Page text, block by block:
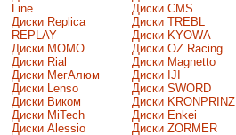
Line
Диски Replica
REPLAY
Диски MOMO
Диски Rial
Диски МегАлюм
Диски Lenso
Диски Виком
Диски MiTech
Диски Alessio
Диски CMS
Диски TREBL
Диски KYOWA
Диски OZ Racing
Диски Magnetto
Диски IJI
Диски SWORD
Диски KRONPRINZ
Диски Enkei
Диски ZORMER